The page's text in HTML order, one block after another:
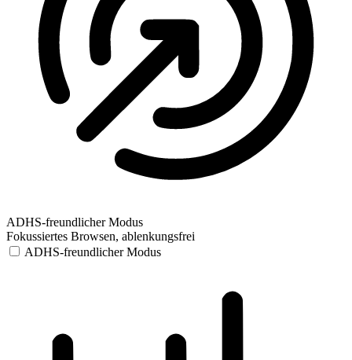
ADHS-freundlicher Modus
Fokussiertes Browsen, ablenkungsfrei
ADHS-freundlicher Modus